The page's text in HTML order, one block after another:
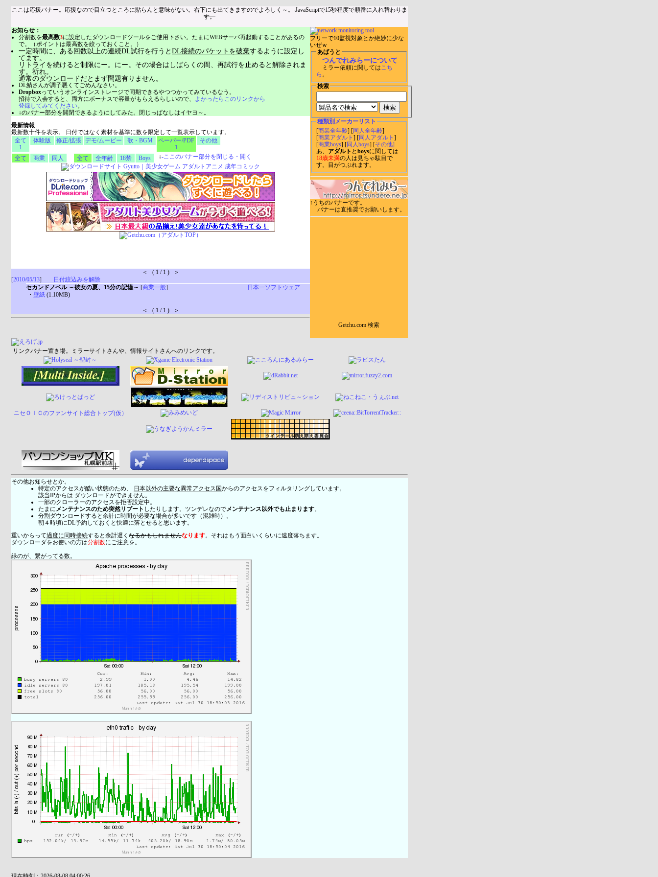
ここは応援バナー。応援なので目立つところに貼らんと意味がない。右下にも出てきますのでよろしく～。 JavaScriptで15秒程度で順番に入れ替わりま
す。
フリーで10監視対象とか絶妙に少な
いぜｗ
あばうと
つんでれみらーについて
ミラー依頼に関してはこち
ら 。
検索
種類別メーカーリスト
[商業全年齢 ] [同人全年齢]
[商業アダルト ] [同人アダルト ]
[商業boys] [同人boys ] [その他]
あ、 アダルト とboysに関しては
18歳未満の人は見ちゃ駄目で
す。目がつぶれます。
↑うちのバナーです。
バナーは直推奨でお願いします。
Getchu.com 検索
お知らせ：
分割数を最高数3に設定したダウンロードツールをご使用下さい。たまにWEBサーバ再起動することがあるの
で。（ポイントは最高数を絞っておくこと。）
一定時間に、ある回数以上の連続DL試行を行うとDL接続のパケットを破棄するように設定し
てます。
リトライを続けると制限にー。にー。その場合はしばらくの間、再試行を止めると解除されま
す。祈れ。
通常のダウンロードだとまず問題有りません。
DL鯖さんが調子悪くてごめんなさい。
Dropboxっていうオンラインストレージで同期できるやつつかってみているなう。
招待で入会すると、両方にボーナスで容量がもらえるらしいので、 よかったらこのリンクから
登録してみてください。
↓のバナー部分を開閉できるようにしてみた。閉じっぱなしはイヤヨ～。
最新情報
最新数十件を表示。 日付ではなく素材を基準に数を限定して一覧表示しています。
全て
1
体験版 修正/拡張 デモ/ムービー 歌・BGM
ペーパー/PDF
1
その他
全て 商業 同人 全て 全年齢 18禁 Boys ↓-ここのバナー部分を閉じる・開く
＜ ( 1 / 1 ) ＞
[2010/05/13]
日付絞込みを解除
セカンドノベル ～彼女の夏、15分の記憶～ [商業一般]
日本一ソフトウェア
・ 壁紙 (1.10MB)
＜ ( 1 / 1 ) ＞
リンクバナー置き場。ミラーサイトさんや、情報サイトさんへのリンクです。
ニセＯＩＣのファンサイト総合トップ(仮）
その他お知らせとか。
特定のアクセスが酷い状態のため、
日本以外の主要な異常アクセス国からのアクセスをフィルタリングしています。
該当IPからは ダウンロードができません。
一部のクローラーのアクセスを拒否設定中。
たまにメンテナンスのため突然リブート したりします。ツンデレなのでメンテナンス以外でも止まります。
分割ダウンロードすると余計に時間が必要な場合が多いです（混雑時）。
朝４時頃にDL予約しておくと快適に落とせると思います。
重いからって過度に同時接続すると余計遅く なるかもしれませんなります。それはもう面白いくらいに速度落ちます。
ダウンローダをお使いの方は分割数にご注意を。
緑のが、繋がってる数。